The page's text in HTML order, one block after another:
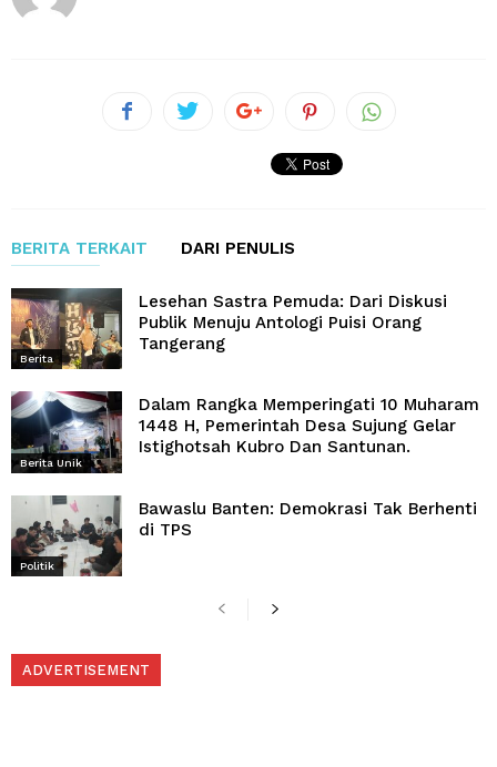
BERITA TERKAIT DARI PENULIS
Berita
Lesehan Sastra Pemuda: Dari Diskusi
Publik Menuju Antologi Puisi Orang
Tangerang
Berita Unik
Dalam Rangka Memperingati 10 Muharam
1448 H, Pemerintah Desa Sujung Gelar
Istighotsah Kubro Dan Santunan.
Politik
Bawaslu Banten: Demokrasi Tak Berhenti
di TPS
ADVERTISEMENT